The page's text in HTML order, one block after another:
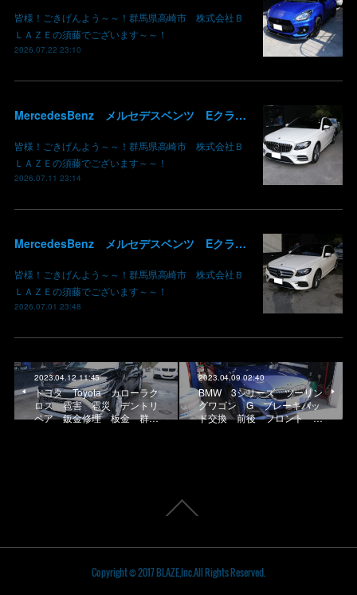
皆様！ごきげんよう～～！群馬県高崎市 株式会社Ｂ
ＬＡＺＥの須藤でございます～～！
2026.07.22 23:10
MercedesBenz メルセデスベンツ Eクラス W213 パネル木目 エアコンルーバー アンビエントライト リアディフューザー 取り付け ブレーキキャリパー 鈑金 板金 塗装 群馬 高崎
皆様！ごきげんよう～～！群馬県高崎市 株式会社Ｂ
ＬＡＺＥの須藤でございます～～！
2026.07.11 23:14
MercedesBenz メルセデスベンツ Eクラス W213 タイヤ 交換 組み替え フロントバンパー サイドスカート 鈑金修理 板金 塗装 群馬 高崎
皆様！ごきげんよう～～！群馬県高崎市 株式会社Ｂ
ＬＡＺＥの須藤でございます～～！
2026.07.01 23:48
2023.04.12 11:45
トヨタ Toyota カローラク
ロス 雹害 雹災 デントリ
ペア 鈑金修理 板金 群…
2023.04.09 02:40
BMW 3シリーズ ツーリン
グワゴン G ブレーキパッ
ド交換 前後 フロント …
Copyright © 2017 BLAZE,Inc.All Rights Reserved.